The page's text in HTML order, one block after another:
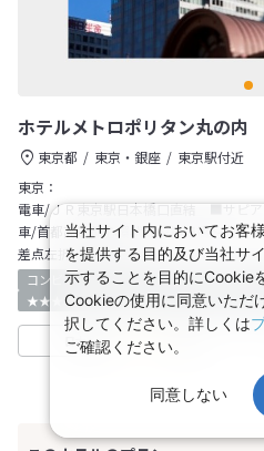
ホテルメトロポリタン丸の内
東京都 東京・銀座
東京駅付近
東京：
電車/ＪＲ東京駅日本橋口直結 ■サピ
車/首都高速都心環状線～神田橋～内回
差点左折→永代通りへ
コンビニ 宅配サービス 無料WiFiあり
★★★以上
★★★★以上 ★★★★★
日本旅行
当社サイト内においてお客
を提供する目的及び当社サ
示することを目的にCookie
Cookieの使用に同意いただ
択してください。詳しくは
ご確認ください。
同意しない